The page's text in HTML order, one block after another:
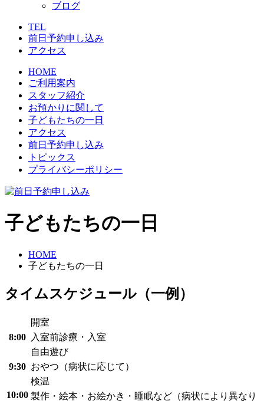
ブログ
TEL
前日予約申し込み
アクセス
HOME
ご利用案内
スタッフ紹介
お預かりに関して
子どもたちの一日
アクセス
前日予約申し込み
トピックス
プライバシーポリシー
子どもたちの一日
HOME
子どもたちの一日
タイムスケジュール（一例）
8:00
開室
入室前診療・入室
自由遊び
9:30 おやつ（病状に応じて）
10:00
検温
製作・絵本・お絵かき・睡眠など（病状により異なり